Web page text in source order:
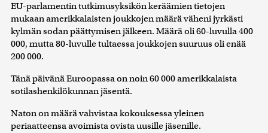
EU-parlamentin tutkimusyksikön keräämien tietojen
mukaan amerikkalaisten joukkojen määrä väheni jyrkästi
kylmän sodan päättymisen jälkeen. Määrä oli 60-luvulla 400
000, mutta 80-luvulle tultaessa joukkojen suuruus oli enää
200 000.
Tänä päivänä Euroopassa on noin 60 000 amerikkalaista
sotilashenkilökunnan jäsentä.
Naton on määrä vahvistaa kokouksessa yleinen
periaatteensa avoimista ovista uusille jäsenille.